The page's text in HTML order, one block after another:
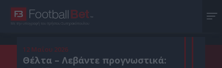
Με την υπογραφή του Χρήστου Σωτηρακόπουλου
12 Μαΐου 2026
Θέλτα – Λεβάντε προγνωστικά: